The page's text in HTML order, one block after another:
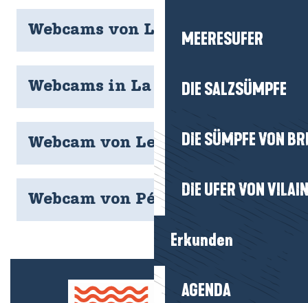
MEERESUFER
DIE SALZSÜMPFE
DIE SÜMPFE VON
DIE UFER VON
Erkunden
AGENDA
Webcams von La Baule
Webcams in La Turballe
Webcam von Le Pouliguen
Webcam von Pénestin